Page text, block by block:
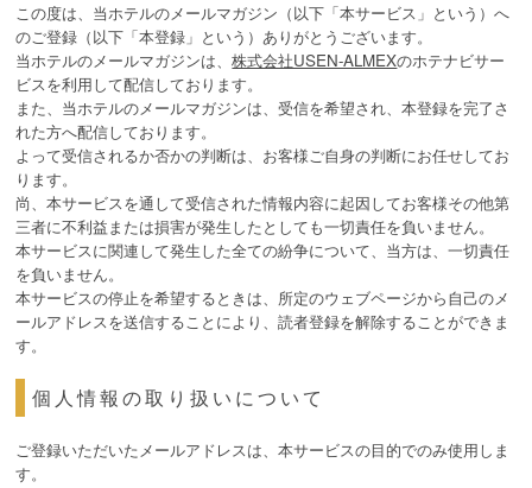
この度は、当ホテルのメールマガジン（以下「本サービス」という）へ
のご登録（以下「本登録」という）ありがとうございます。
当ホテルのメールマガジンは、株式会社USEN-ALMEXのホテナビサー
ビスを利用して配信しております。
また、当ホテルのメールマガジンは、受信を希望され、本登録を完了さ
れた方へ配信しております。
よって受信されるか否かの判断は、お客様ご自身の判断にお任せしてお
ります。
尚、本サービスを通して受信された情報内容に起因してお客様その他第
三者に不利益または損害が発生したとしても一切責任を負いません。
本サービスに関連して発生した全ての紛争について、当方は、一切責任
を負いません。
本サービスの停止を希望するときは、所定のウェブページから自己のメ
ールアドレスを送信することにより、読者登録を解除することができま
す。
個人情報の取り扱いについて
ご登録いただいたメールアドレスは、本サービスの目的でのみ使用しま
す。